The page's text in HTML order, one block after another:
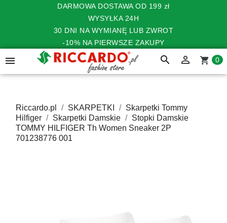
DARMOWA DOSTAWA OD 199 zł
WYSYŁKA 24H
30 DNI NA WYMIANĘ LUB ZWROT
-10% NA PIERWSZE ZAKUPY
 search  shopping_cart 0
Riccardo.pl SKARPETKI
Skarpetki Tommy
Hilfiger
Skarpetki Damskie
Stopki Damskie
TOMMY HILFIGER Th Women Sneaker 2P
701238776 001